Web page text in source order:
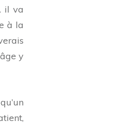
il va
à la
y